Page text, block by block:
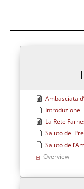
Ambasciata
Introduzione
La Rete
Saluto del
Saluto
Overview